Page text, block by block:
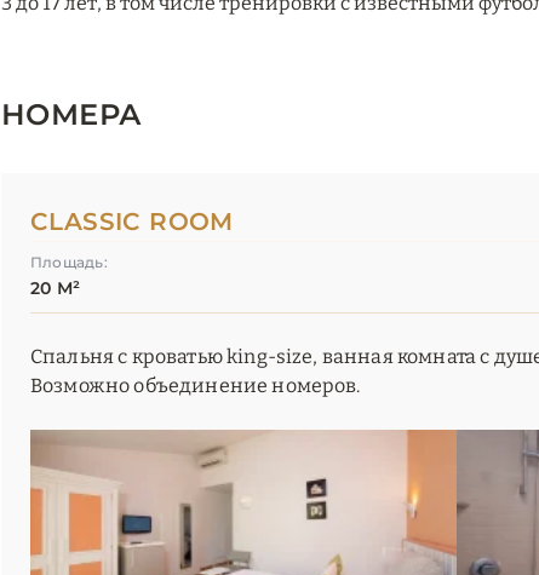
НОМЕРА
CLASSIC ROOM
Площадь:
20 М²
Спальня с кроватью king-size, ванная комната с
Возможно объединение номеров.